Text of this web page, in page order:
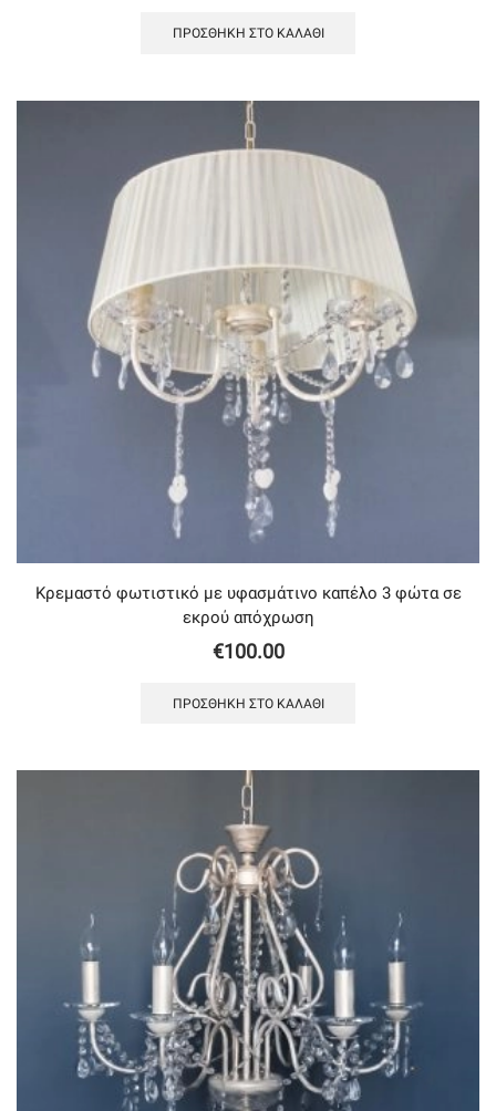
ΠΡΟΣΘΉΚΗ ΣΤΟ ΚΑΛΆΘΙ
Κρεμαστό φωτιστικό με υφασμάτινο καπέλο 3 φώτα σε
εκρού απόχρωση
€100.00
ΠΡΟΣΘΉΚΗ ΣΤΟ ΚΑΛΆΘΙ